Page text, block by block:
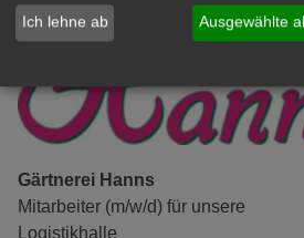
Gärtnerei Hanns
Mitarbeiter (m/w/d) für unsere
Logistikhalle
Ich lehne ab Ausgewählte